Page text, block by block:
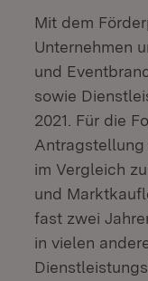
Mit dem
Unternehmen
und
sowie
2021. Für die
Antragstellung
im Vergleich
und
fast zwei
in vielen